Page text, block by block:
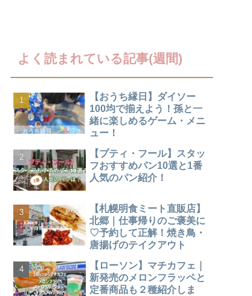
よく読まれている記事(週間)
【おうち縁日】ダイソー
100均で揃えよう！孫と一
緒に楽しめるゲーム・メニ
ュー！
【プティ・フール】スタッ
フおすすめパン10選と1番
人気のパン紹介！
【札幌明食ミート直販店】
北郷｜仕事帰りのご褒美に
♡予約して正解！焼き鳥・
唐揚げのテイクアウト
【ローソン】マチカフェ｜
新発売のメロンフラッペと
定番商品も２種紹介しま